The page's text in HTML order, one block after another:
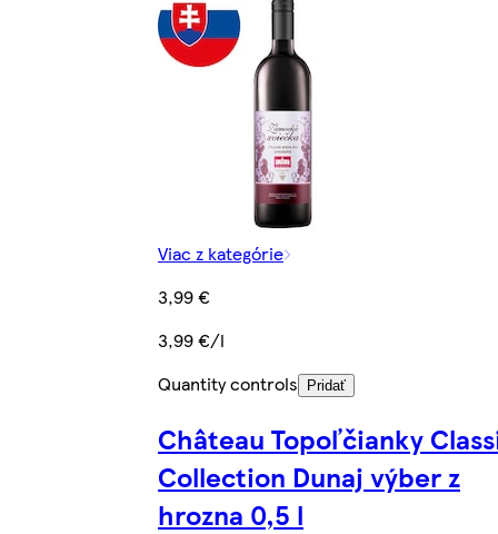
Viac z kategórie
3,99 €
3,99 €/l
Quantity controls
Pridať
Château Topoľčianky
Collection Dunaj výber z
hrozna 0,5 l